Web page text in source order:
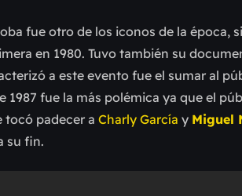
fue otro de los iconos de la época,
en 1980. Tuvo también su
a este evento fue el sumar al
1987 fue la más polémica ya que el
tocó padecer a Charly García y Miguel
su fin.